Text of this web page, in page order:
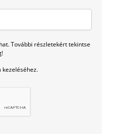
További részletekért tekintse
!